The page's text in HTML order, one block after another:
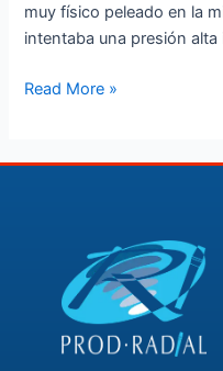
muy físico peleado en la
intentaba una presión
Read More »